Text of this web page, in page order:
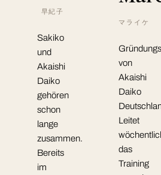
早紀子
Sakiko
und
Akaishi
Daiko
gehören
schon
lange
zusammen.
Bereits
im
マライケ
von
Akaishi
Daiko
Leitet
das
Training